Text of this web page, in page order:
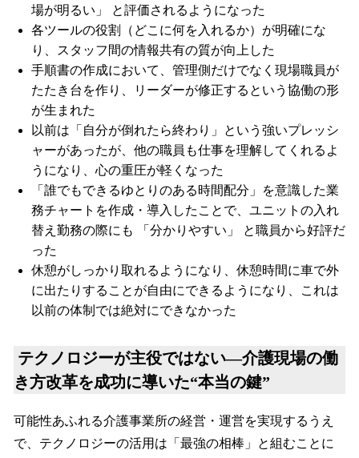
場が明るい」 と評価されるようになった
各ツールの役割（どこに何を入れるか）が明確にな
り、スタッフ間の情報共有の質が向上した
手順書の作成において、管理側だけでなく現場職員が
たたき台を作り、リーダーが修正するという協働の形
が生まれた
以前は「自分が倒れたら終わり」という強いプレッシ
ャーがあったが、他の職員も仕事を理解してくれるよ
うになり、心の重圧が軽くなった
「誰でもできるゆとりのある時間配分」を意識した業
務チャートを作成・導入したことで、ユニットの入れ
替え勤務の際にも 「分かりやすい」 と職員から好評だ
った
休憩がしっかり取れるようになり、休憩時間に車で外
に出たりすることが自由にできるようになり、これは
以前の体制では絶対にできなかった
テクノロジーが主役ではない—介護現場の働
き方改革を成功に導いた“本当の鍵”
可能性あふれる介護事業所の経営・運営を実現するうえ
で、テクノロジーの活用は「最強の相棒」と組むことに